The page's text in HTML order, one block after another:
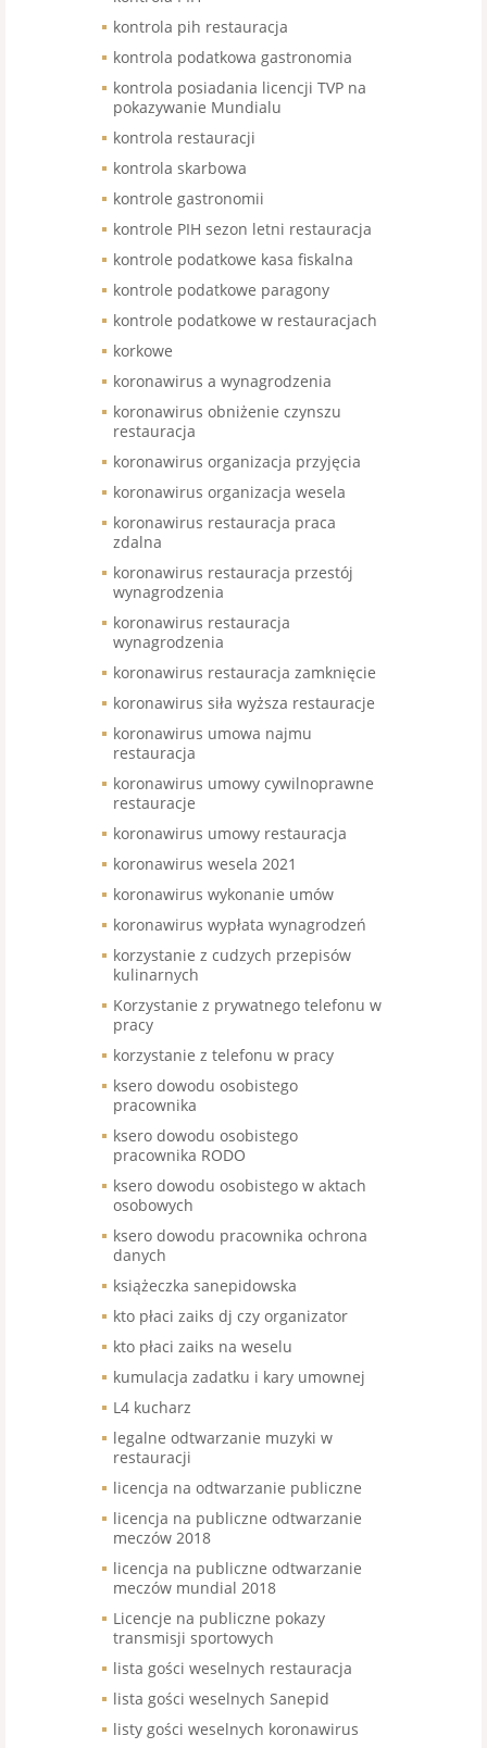
kontrola pih restauracja
kontrola podatkowa gastronomia
kontrola posiadania licencji TVP na
pokazywanie Mundialu
kontrola restauracji
kontrola skarbowa
kontrole gastronomii
kontrole PIH sezon letni restauracja
kontrole podatkowe kasa fiskalna
kontrole podatkowe paragony
kontrole podatkowe w restauracjach
korkowe
koronawirus a wynagrodzenia
koronawirus obniżenie czynszu
restauracja
koronawirus organizacja przyjęcia
koronawirus organizacja wesela
koronawirus restauracja praca
zdalna
koronawirus restauracja przestój
wynagrodzenia
koronawirus restauracja
wynagrodzenia
koronawirus restauracja zamknięcie
koronawirus siła wyższa restauracje
koronawirus umowa najmu
restauracja
koronawirus umowy cywilnoprawne
restauracje
koronawirus umowy restauracja
koronawirus wesela 2021
koronawirus wykonanie umów
koronawirus wypłata wynagrodzeń
korzystanie z cudzych przepisów
kulinarnych
Korzystanie z prywatnego telefonu w
pracy
korzystanie z telefonu w pracy
ksero dowodu osobistego
pracownika
ksero dowodu osobistego
pracownika RODO
ksero dowodu osobistego w aktach
osobowych
ksero dowodu pracownika ochrona
danych
książeczka sanepidowska
kto płaci zaiks dj czy organizator
kto płaci zaiks na weselu
kumulacja zadatku i kary umownej
L4 kucharz
legalne odtwarzanie muzyki w
restauracji
licencja na odtwarzanie publiczne
licencja na publiczne odtwarzanie
meczów 2018
licencja na publiczne odtwarzanie
meczów mundial 2018
Licencje na publiczne pokazy
transmisji sportowych
lista gości weselnych restauracja
lista gości weselnych Sanepid
listy gości weselnych koronawirus